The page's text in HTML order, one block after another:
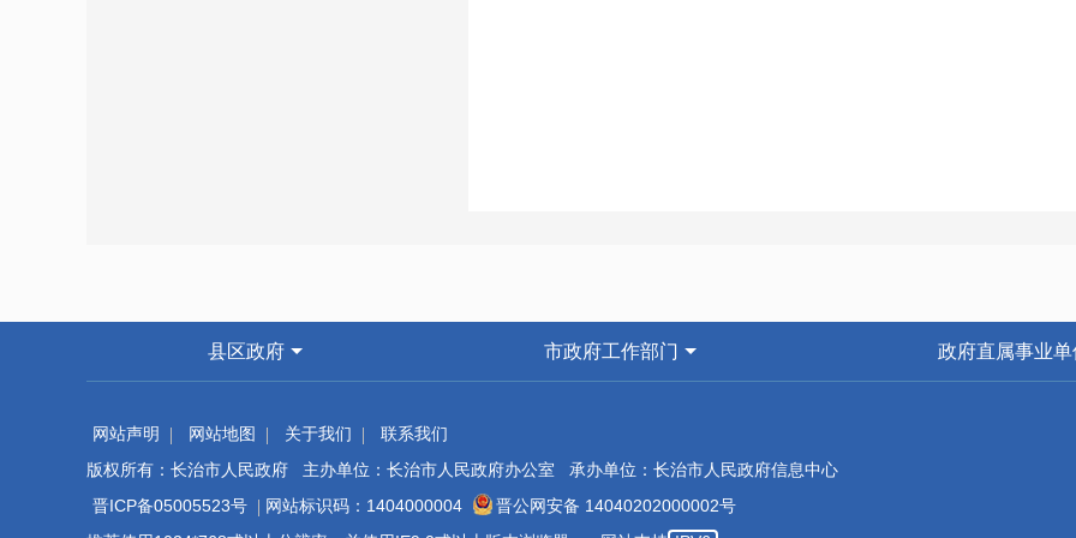
县区政府 市政府工作部门 政府直属事业单
网站声明 网站地图 关于我们
联系我们
版权所有：长治市人民政府 主办单位：长治市人民政府办公室 承办单位：长治市人民政府信息中心
晋ICP备05005523号
网站标识码：1404000004
晋公网安备 14040202000002号